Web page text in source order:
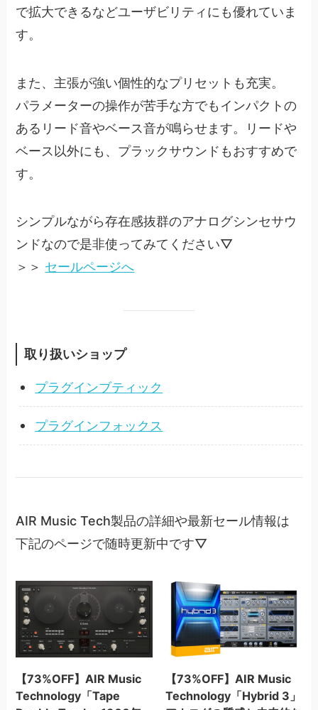
で拡大できるなどユーザビリティにも優れていま
す。
また、主張が強い個性的なプリセットも充実。
パラメーターの操作が苦手な方でもインパクトの
あるリード音やベース音が鳴らせます。リードや
ベース以外にも、プラックサウンドもおすすめで
す。
シンプルながら存在感抜群のアナログシンセサウ
ンドなので是非使ってみてください▽
＞＞ セールページへ
取り扱いショップ
プラグインブティック
プラグインフォックス
AIR Music Tech製品の詳細や最新セール情報は
下記のページで随時更新中です▽
【73%OFF】AIR Music
Technology「Tape
【73%OFF】AIR Music
Technology「Hybrid 3」